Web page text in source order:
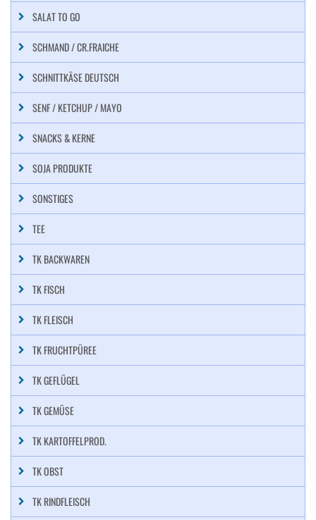
SALAT TO GO
SCHMAND / CR.FRAICHE
SCHNITTKÄSE DEUTSCH
SENF / KETCHUP / MAYO
SNACKS & KERNE
SOJA PRODUKTE
SONSTIGES
TEE
TK BACKWAREN
TK FISCH
TK FLEISCH
TK FRUCHTPÜREE
TK GEFLÜGEL
TK GEMÜSE
TK KARTOFFELPROD.
TK OBST
TK RINDFLEISCH